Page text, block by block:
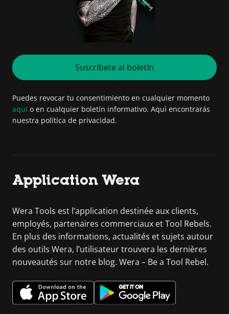
Suscríbete al boletín
Puedes revocar tu consentimiento en cualquier momento
aquí o en cualquier boletín informativo. Aquí encontrarás
nuestra política de privacidad.
Application Wera
Wera Tools est l’application destinée aux clients,
employés, partenaires commerciaux et Tool Rebels.
En plus des informations, actualités et sujets autour
des outils Wera, l’utilisateur trouvera les dernières
nouveautés sur notre blog. Wera – Be a Tool Rebel.